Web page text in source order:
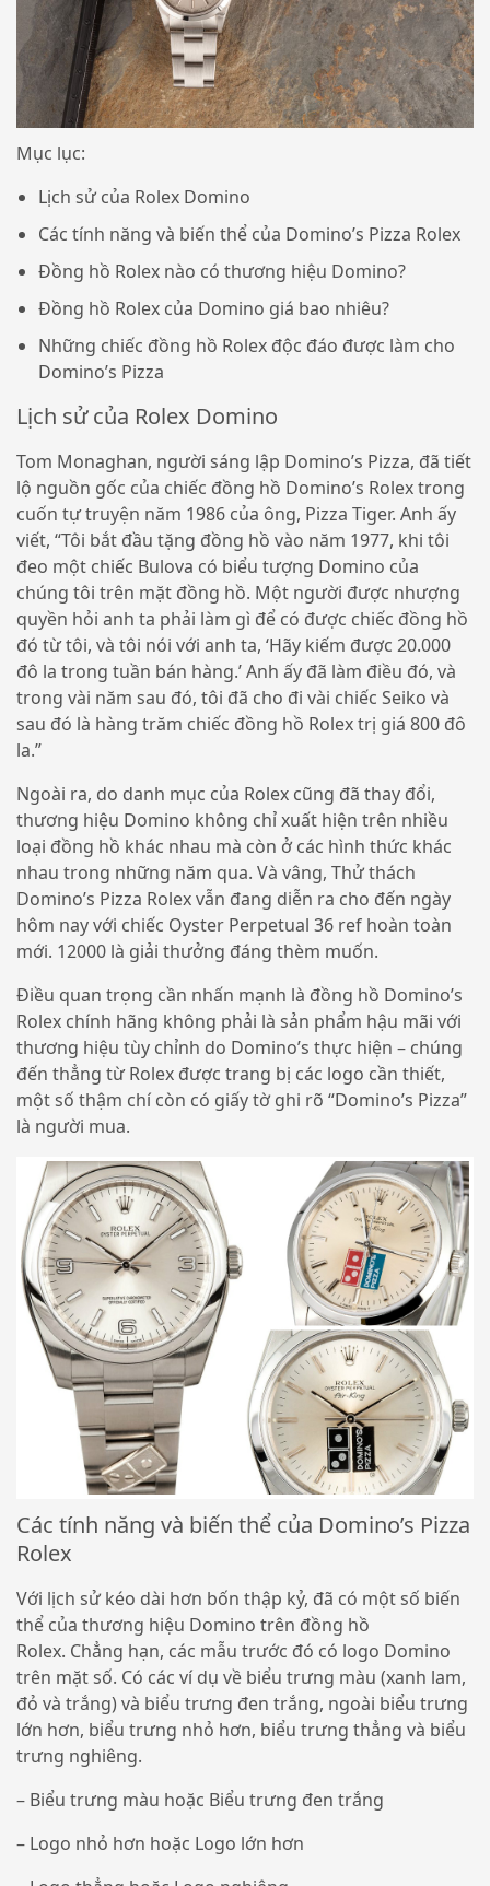
Mục lục:
Lịch sử của Rolex Domino
Các tính năng và biến thể của Domino’s Pizza Rolex
Đồng hồ Rolex nào có thương hiệu Domino?
Đồng hồ Rolex của Domino giá bao nhiêu?
Những chiếc đồng hồ Rolex độc đáo được làm cho
Domino’s Pizza
Lịch sử của Rolex Domino
Tom Monaghan, người sáng lập Domino’s Pizza, đã tiết
lộ nguồn gốc của chiếc đồng hồ Domino’s Rolex trong
cuốn tự truyện năm 1986 của ông, Pizza Tiger. Anh ấy
viết, “Tôi bắt đầu tặng đồng hồ vào năm 1977, khi tôi
đeo một chiếc Bulova có biểu tượng Domino của
chúng tôi trên mặt đồng hồ. Một người được nhượng
quyền hỏi anh ta phải làm gì để có được chiếc đồng hồ
đó từ tôi, và tôi nói với anh ta, ‘Hãy kiếm được 20.000
đô la trong tuần bán hàng.’ Anh ấy đã làm điều đó, và
trong vài năm sau đó, tôi đã cho đi vài chiếc Seiko và
sau đó là hàng trăm chiếc đồng hồ Rolex trị giá 800 đô
la.”
Ngoài ra, do danh mục của Rolex cũng đã thay đổi,
thương hiệu Domino không chỉ xuất hiện trên nhiều
loại đồng hồ khác nhau mà còn ở các hình thức khác
nhau trong những năm qua. Và vâng, Thử thách
Domino’s Pizza Rolex vẫn đang diễn ra cho đến ngày
hôm nay với chiếc Oyster Perpetual 36 ref hoàn toàn
mới. 12000 là giải thưởng đáng thèm muốn.
Điều quan trọng cần nhấn mạnh là đồng hồ Domino’s
Rolex chính hãng không phải là sản phẩm hậu mãi với
thương hiệu tùy chỉnh do Domino’s thực hiện – chúng
đến thẳng từ Rolex được trang bị các logo cần thiết,
một số thậm chí còn có giấy tờ ghi rõ “Domino’s Pizza”
là người mua.
Các tính năng và biến thể của Domino’s Pizza
Rolex
Với lịch sử kéo dài hơn bốn thập kỷ, đã có một số biến
thể của thương hiệu Domino trên đồng hồ
Rolex. Chẳng hạn, các mẫu trước đó có logo Domino
trên mặt số. Có các ví dụ về biểu trưng màu (xanh lam,
đỏ và trắng) và biểu trưng đen trắng, ngoài biểu trưng
lớn hơn, biểu trưng nhỏ hơn, biểu trưng thẳng và biểu
trưng nghiêng.
– Biểu trưng màu hoặc Biểu trưng đen trắng
– Logo nhỏ hơn hoặc Logo lớn hơn